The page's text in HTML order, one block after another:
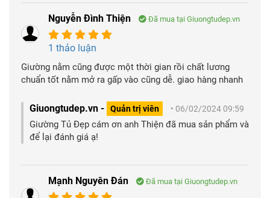
Nguyễn Đình Thiện Đã mua tại Giuongtudep.vn
1 thảo luận
Giường nằm cũng được một thời gian rồi chất lương
chuẩn tốt nằm mở ra gấp vào cũng dễ. giao hàng nhanh
Giuongtudep.vn - Quản trị viên • 06/02/2024 09:59
Giường Tủ Đẹp cám ơn anh Thiện đã mua sản phẩm và
để lại đánh giá ạ!
Mạnh Nguyên Đán Đã mua tại Giuongtudep.vn